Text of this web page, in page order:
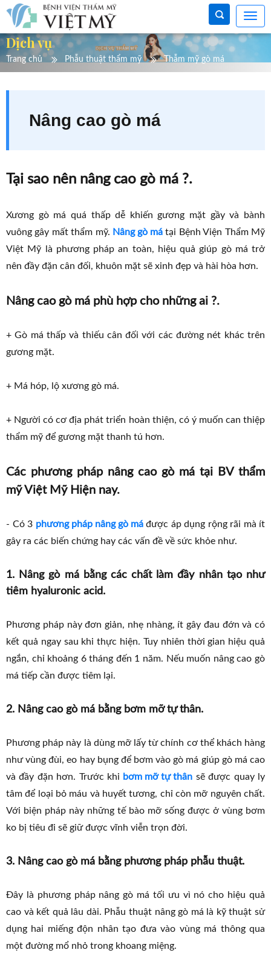
Dịch vụ
Trang chủ Phẫu thuật thẩm mỹ Thẫm mỹ gò má
Nâng cao gò má
Tại sao nên nâng cao gò má ?.
Xương gò má quá thấp dễ khiến gương mặt gầy và bành
vuông gây mất thẩm mỹ. Nâng gò má tại Bệnh Viện Thẩm Mỹ
Việt Mỹ là phương pháp an toàn, hiệu quả giúp gò má trở
nên đầy đặn cân đối, khuôn mặt sẽ xinh đẹp và hài hòa hơn.
Nâng cao gò má phù hợp cho những ai ?.
+ Gò má thấp và thiếu cân đối với các đường nét khác trên
gương mặt.
+ Má hóp, lộ xương gò má.
+ Người có cơ địa phát triển hoàn thiện, có ý muốn can thiệp
thẩm mỹ để gương mặt thanh tú hơn.
Các phương pháp nâng cao gò má tại BV thẩm
mỹ Việt Mỹ Hiện nay.
- Có 3 phương pháp nâng gò máđược áp dụng rộng rãi mà ít
gây ra các biến chứng hay các vấn đề về sức khỏe như.
1. Nâng gò má bằng các chất làm đầy nhân tạo như
tiêm hyaluronic acid.
Phương pháp này đơn giản, nhẹ nhàng, ít gây đau đớn và có
kết quả ngay sau khi thực hiện. Tuy nhiên thời gian hiệu quả
ngắn, chỉ khoảng 6 tháng đến 1 năm. Nếu muốn nâng cao gò
má tiếp cần được tiêm lại.
2. Nâng cao gò má bằng bơm mỡ tự thân.
Phương pháp này là dùng mỡ lấy từ chính cơ thể khách hàng
như vùng đùi, eo hay bụng để bơm vào gò má giúp gò má cao
và đầy đặn hơn. Trước khi bơm mỡ tự thân sẽ được quay ly
tâm để loại bỏ máu và huyết tương, chỉ còn mỡ nguyên chất.
Với biện pháp này những tế bào mỡ sống được ở vùng bơm
ko bị tiêu đi sẽ giữ được vĩnh viễn trọn đời.
3. Nâng cao gò má bằng phương pháp phẫu thuật.
Đây là phương pháp nâng gò má tối ưu vì nó cho hiệu quả
cao và kết quả lâu dài. Phẫu thuật nâng gò má là kỹ thuật sử
dụng hai miếng độn nhân tạo đưa vào vùng má thông qua
một đường mổ nhỏ trong khoang miệng.